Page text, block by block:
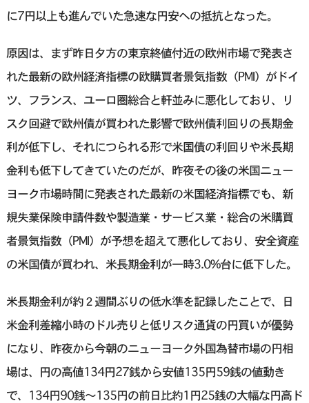
に7円以上も進んでいた急速な円安への抵抗となった。
原因は、まず昨日夕方の東京終値付近の欧州市場で発表さ
れた最新の欧州経済指標の欧購買者景気指数（PMI）がドイ
ツ、フランス、ユーロ圏総合と軒並みに悪化しており、リ
スク回避で欧州債が買われた影響で欧州債利回りの長期金
利が低下し、それにつられる形で米国債の利回りや米長期
金利も低下してきていたのだが、昨夜その後の米国ニュー
ヨーク市場時間に発表された最新の米国経済指標でも、新
規失業保険申請件数や製造業・サービス業・総合の米購買
者景気指数（PMI）が予想を超えて悪化しており、安全資産
の米国債が買われ、米長期金利が一時3.0%台に低下した。
米長期金利が約２週間ぶりの低水準を記録したことで、日
米金利差縮小時のドル売りと低リスク通貨の円買いが優勢
になり、昨夜から今朝のニューヨーク外国為替市場の円相
場は、円の高値134円27銭から安値135円59銭の値動き
で、134円90銭～135円の前日比約1円25銭の大幅な円高ド